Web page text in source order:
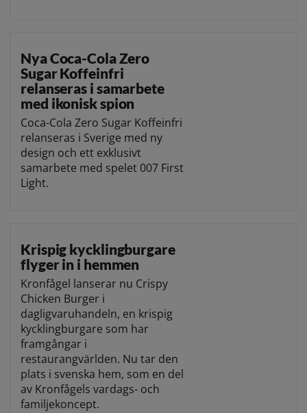
Nya Coca-Cola Zero
Sugar Koffeinfri
relanseras i samarbete
med ikonisk spion
Coca-Cola Zero Sugar Koffeinfri
relanseras i Sverige med ny
design och ett exklusivt
samarbete med spelet 007 First
Light.
Krispig kycklingburgare
flyger in i hemmen
Kronfågel lanserar nu Crispy
Chicken Burger i
dagligvaruhandeln, en krispig
kycklingburgare som har
framgångar i
restaurangvärlden. Nu tar den
plats i svenska hem, som en del
av Kronfågels vardags- och
familjekoncept.